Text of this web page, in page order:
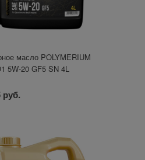
масло POLYMERIUM
5W-20 GF5 SN 4L
руб.